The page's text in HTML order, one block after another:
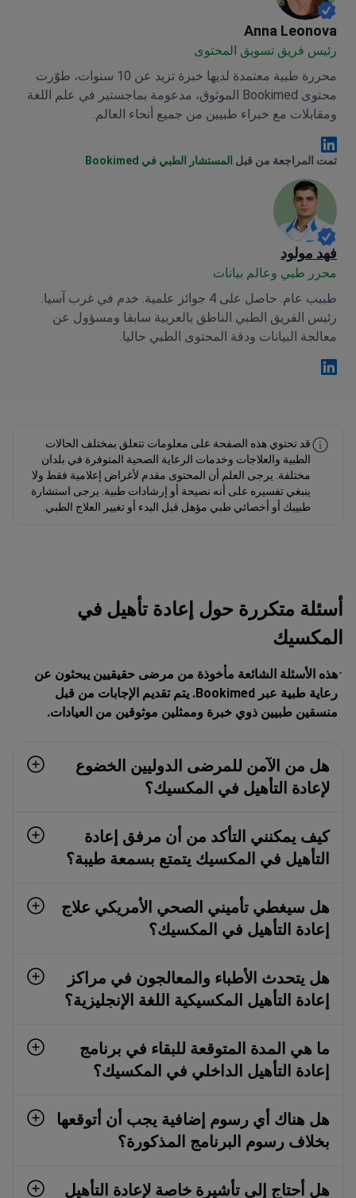
Anna Leonova
Anna Leonova
رئيس فريق تسويق المحتوى
محررة طبية معتمدة لديها خبرة تزيد عن 10 سنوات، طوّرت
محتوى Bookimed الموثوق، مدعومة بماجستير في علم اللغة
ومقابلات مع خبراء طبيين من جميع أنحاء العالم.
Anna Leonova Linkedin
تمت المراجعة من قبل المستشار الطبي في Bookimed
فهد مولود
محرر طبي وعالم بيانات
طبيب عام. حاصل على 4 جوائز علمية. خدم في غرب آسيا.
رئيس الفريق الطبي الناطق بالعربية سابقا ومسؤول عن
معالجة البيانات ودقة المحتوى الطبي حاليا.
قد تحتوي هذه الصفحة على معلومات تتعلق بمختلف الحالات
الطبية والعلاجات وخدمات الرعاية الصحية المتوفرة في بلدان
مختلفة. يرجى العلم أن المحتوى مقدم لأغراض إعلامية فقط ولا
ينبغي تفسيره على أنه نصيحة أو إرشادات طبية. يرجى استشارة
طبيبك أو أخصائي طبي مؤهل قبل البدء أو تغيير العلاج الطبي.
أسئلة متكررة حول إعادة تأهيل في
المكسيك
هذه الأسئلة الشائعة مأخوذة من مرضى حقيقيين يبحثون عن
رعاية طبية عبر Bookimed. يتم تقديم الإجابات من قبل
منسقين طبيين ذوي خبرة وممثلين موثوقين من العيادات.
هل من الآمن للمرضى الدوليين الخضوع
لإعادة التأهيل في المكسيك؟
كيف يمكنني التأكد من أن مرفق إعادة
التأهيل في المكسيك يتمتع بسمعة طيبة؟
هل سيغطي تأميني الصحي الأمريكي علاج
إعادة التأهيل في المكسيك؟
هل يتحدث الأطباء والمعالجون في مراكز
إعادة التأهيل المكسيكية اللغة الإنجليزية؟
ما هي المدة المتوقعة للبقاء في برنامج
إعادة التأهيل الداخلي في المكسيك؟
هل هناك أي رسوم إضافية يجب أن أتوقعها
بخلاف رسوم البرنامج المذكورة؟
هل أحتاج إلى تأشيرة خاصة لإعادة التأهيل